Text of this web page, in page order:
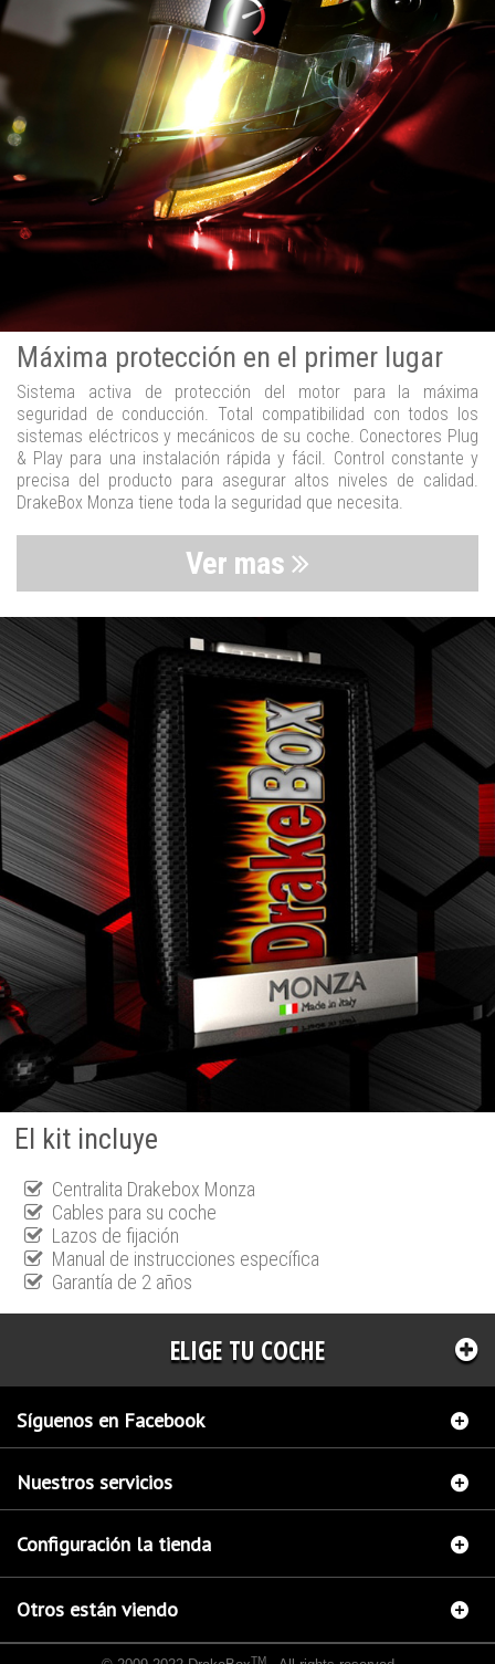
Máxima protección en el primer lugar
Sistema activa de protección del motor para la máxima
seguridad de conducción. Total compatibilidad con todos los
sistemas eléctricos y mecánicos de su coche. Conectores Plug
& Play para una instalación rápida y fácil. Control constante y
precisa del producto para asegurar altos niveles de calidad.
DrakeBox Monza tiene toda la seguridad que necesita.
Ver mas
El kit incluye
Centralita Drakebox Monza
Cables para su coche
Lazos de fijación
Manual de instrucciones específica
Garantía de 2 años
ELIGE TU COCHE
Síguenos en Facebook
Nuestros servicios
Configuración la tienda
Otros están viendo
TM